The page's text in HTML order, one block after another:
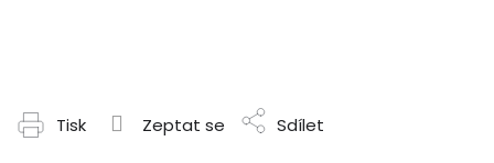
Tisk Zeptat se Sdílet